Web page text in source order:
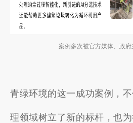
案例多次被官方媒体、政府
青绿环境的这一成功案例，
理领域树立了新的标杆，也